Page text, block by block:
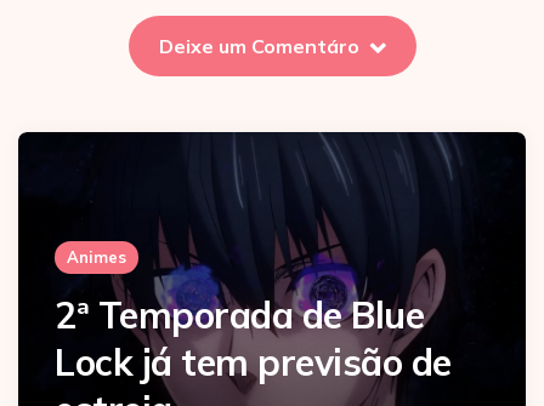
Deixe um Comentáro
Animes
2ª Temporada de Blue
Lock já tem previsão de